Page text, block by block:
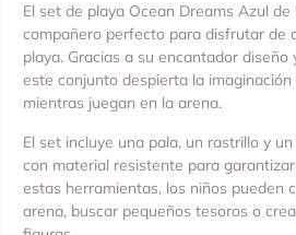
El set de playa Ocean Dreams Azul
compañero perfecto para disfrutar de
playa. Gracias a su encantador
este conjunto despierta la
mientras juegan en la arena.
El set incluye una pala, un rastrillo y
con material resistente para
estas herramientas, los niños pueden
arena, buscar pequeños tesoros o